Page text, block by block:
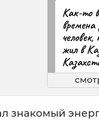
знакомый